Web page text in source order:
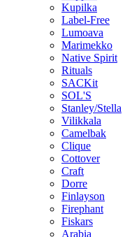
Kupilka
Label-Free
Lumoava
Marimekko
Native Spirit
Rituals
SACKit
SOL'S
Stanley/Stella
Vilikkala
Camelbak
Clique
Cottover
Craft
Dorre
Finlayson
Firephant
Fiskars
Arabia